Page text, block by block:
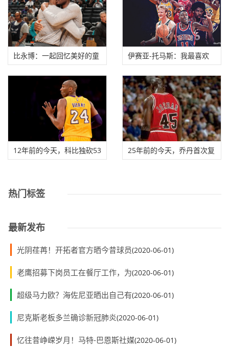
比永博：一起回忆美好的童
年是隔离期间
伊赛亚-托马斯：我最喜欢
贾巴尔魔术师乔
12年前的今天，科比独砍53
25年前的今天，乔丹首次复
热门标签
最新发布
光阴荏苒！开拓者官方晒今昔球员(2020-06-01)
老鹰招募下岗员工在餐厅工作，为(2020-06-01)
超级马力欧？海佐尼亚晒出自己有(2020-06-01)
尼克斯老板多兰确诊新冠肺炎(2020-06-01)
忆往昔峥嵘岁月！马特-巴恩斯社媒(2020-06-01)